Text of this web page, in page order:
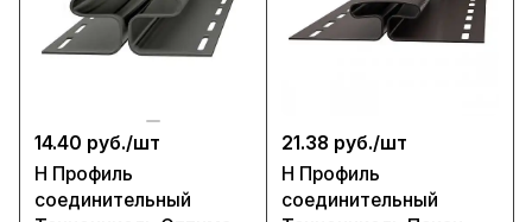
14.40 руб./шт
H Профиль
соединительный
21.38 руб./шт
H Профиль
соединительный